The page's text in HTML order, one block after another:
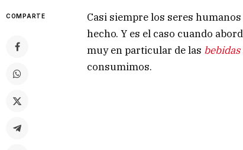
COMPARTE
Casi siempre los seres
hecho. Y es el caso cuando
muy en particular de las
consumimos.